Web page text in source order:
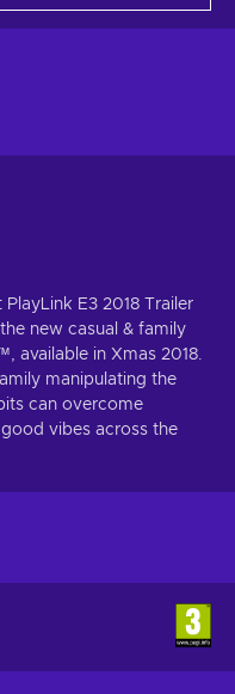
E3 2018 Trailer
new casual & family
available in Xmas 2018.
manipulating the
can overcome
vibes across the